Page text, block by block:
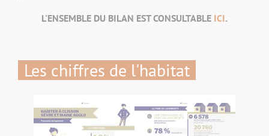
L'ENSEMBLE DU BILAN EST CONSULTABLE ICI.
Les chiffres de l'habitat